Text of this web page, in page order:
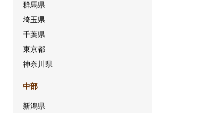
群馬県
埼玉県
千葉県
東京都
神奈川県
中部
新潟県